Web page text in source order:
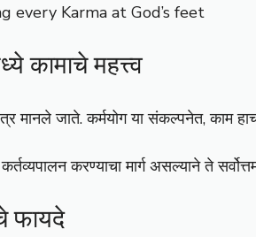
every Karma at God’s feet
कामाचे महत्त्व
मानले जाते. कर्मयोग या संकल्पनेत, काम
करण्याचा मार्ग असल्याने ते
फायदे